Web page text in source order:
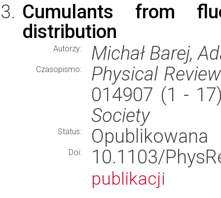
Cumulants from
distribution
Autorzy: Michał Barej,
Czasopismo:
Physical
014907 (1 -
Society
Status: Opublikowana
Doi: 10.1103/
publikacji